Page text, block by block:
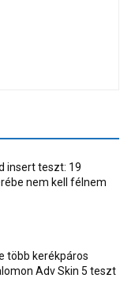
insert teszt: 19
nem kell félnem
több kerékpáros
Adv Skin 5 teszt